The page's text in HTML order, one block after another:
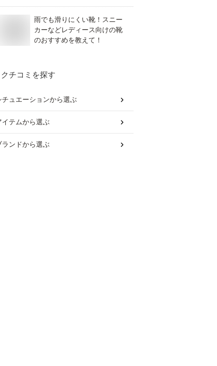
雨でも滑りにくい靴！スニー
カーなどレディース向けの靴
のおすすめを教えて！
クチコミを探す
チュエーションから選ぶ
イテムから選ぶ
ランドから選ぶ